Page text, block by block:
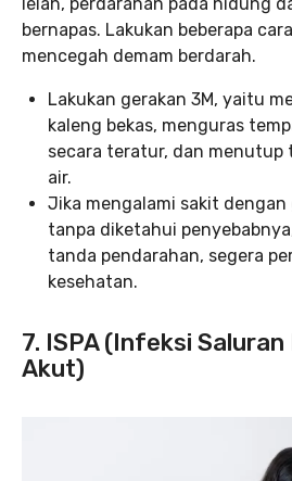
bernapas. Lakukan beberapa
mencegah demam berdarah.
Lakukan gerakan 3M, yaitu
kaleng bekas, menguras
secara teratur, dan menutup
air.
Jika mengalami sakit
tanpa diketahui
tanda pendarahan, segera
kesehatan.
7. ISPA (Infeksi
Akut)